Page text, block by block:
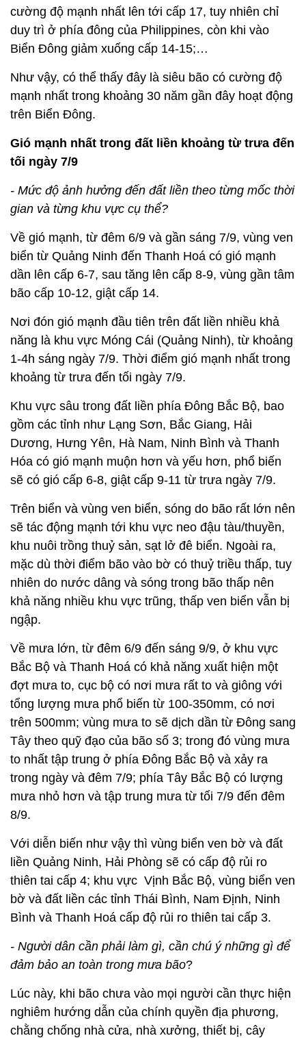
cường độ mạnh nhất lên tới cấp 17, tuy nhiên chỉ
duy trì ở phía đông của Philippines, còn khi vào
Biển Đông giảm xuống cấp 14-15;…
Như vậy, có thể thấy đây là siêu bão có cường độ
mạnh nhất trong khoảng 30 năm gần đây hoạt động
trên Biển Đông.
Gió mạnh nhất trong đất liền khoảng từ trưa đến
tối ngày 7/9
- Mức độ ảnh hưởng đến đất liền theo từng mốc thời
gian và từng khu vực cụ thể?
Về gió mạnh, từ đêm 6/9 và gần sáng 7/9, vùng ven
biển từ Quảng Ninh đến Thanh Hoá có gió mạnh
dần lên cấp 6-7, sau tăng lên cấp 8-9, vùng gần tâm
bão cấp 10-12, giật cấp 14.
Nơi đón gió mạnh đầu tiên trên đất liền nhiều khả
năng là khu vực Móng Cái (Quảng Ninh), từ khoảng
1-4h sáng ngày 7/9. Thời điểm gió mạnh nhất trong
khoảng từ trưa đến tối ngày 7/9.
Khu vực sâu trong đất liền phía Đông Bắc Bộ, bao
gồm các tỉnh như Lạng Sơn, Bắc Giang, Hải
Dương, Hưng Yên, Hà Nam, Ninh Bình và Thanh
Hóa có gió mạnh muộn hơn và yếu hơn, phổ biến
sẽ có gió cấp 6-8, giật cấp 9-11 từ trưa ngày 7/9.
Trên biển và vùng ven biển, sóng do bão rất lớn nên
sẽ tác động mạnh tới khu vực neo đậu tàu/thuyền,
khu nuôi trồng thuỷ sản, sạt lở đê biển. Ngoài ra,
mặc dù thời điểm bão vào bờ có thuỷ triều thấp, tuy
nhiên do nước dâng và sóng trong bão thấp nên
khả năng nhiều khu vực trũng, thấp ven biển vẫn bị
ngập.
Về mưa lớn, từ đêm 6/9 đến sáng 9/9, ở khu vực
Bắc Bộ và Thanh Hoá có khả năng xuất hiện một
đợt mưa to, cục bộ có nơi mưa rất to và giông với
tổng lượng mưa phổ biến từ 100-350mm, có nơi
trên 500mm; vùng mưa to sẽ dịch dần từ Đông sang
Tây theo quỹ đạo của bão số 3; trong đó vùng mưa
to nhất tập trung ở phía Đông Bắc Bộ và xảy ra
trong ngày và đêm 7/9; phía Tây Bắc Bộ có lượng
mưa nhỏ hơn và tập trung mưa từ tối 7/9 đến đêm
8/9.
Với diễn biến như vậy thì vùng biển ven bờ và đất
liền Quảng Ninh, Hải Phòng sẽ có cấp độ rủi ro
thiên tai cấp 4; khu vực Vịnh Bắc Bộ, vùng biển ven
bờ và đất liền các tỉnh Thái Bình, Nam Định, Ninh
Bình và Thanh Hoá cấp độ rủi ro thiên tai cấp 3.
- Người dân cần phải làm gì, cần chú ý những gì để
đảm bảo an toàn trong mưa bão?
Lúc này, khi bão chưa vào mọi người cần thực hiện
nghiêm hướng dẫn của chính quyền địa phương,
chằng chống nhà cửa, nhà xưởng, thiết bị, cây